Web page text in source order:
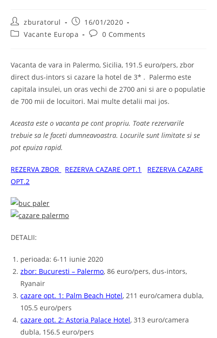
Post
author:
zburatorul
Post
published:
16/01/2020
PostVacante Europa
Post0 Comments
Vacanta de vara in Palermo, Sicilia, 191.5 euro/pers, zbor
direct dus-intors si cazare la hotel de 3* . Palermo este
capitala insulei, un oras vechi de 2700 ani si are o populatie
de 700 mii de locuitori. Mai multe detalii mai jos.
Aceasta este o vacanta pe cont propriu. Toate rezervarile
trebuie sa le faceti dumneavoastra. Locurile sunt limitate si se
pot epuiza rapid.
REZERVA ZBOR REZERVA CAZARE OPT.1
REZERVA CAZARE
OPT.2
DETALII:
perioada: 6-11 iunie 2020
zbor: Bucuresti – Palermo, 86 euro/pers, dus-intors,
Ryanair
cazare opt. 1: Palm Beach Hotel, 211 euro/camera dubla,
105.5 euro/pers
cazare opt. 2: Astoria Palace Hotel, 313 euro/camera
dubla, 156.5 euro/pers